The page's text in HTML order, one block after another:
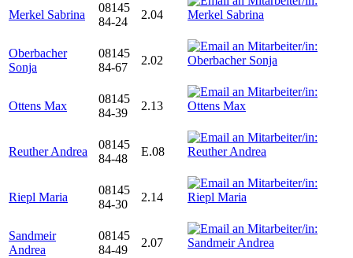
Merkel Sabrina
08145
84-24
2.04
Oberbacher
Sonja
08145
84-67
2.02
Ottens Max
08145
84-39
2.13
Reuther Andrea
08145
84-48
E.08
Riepl Maria
08145
84-30
2.14
Sandmeir
Andrea
08145
84-49
2.07